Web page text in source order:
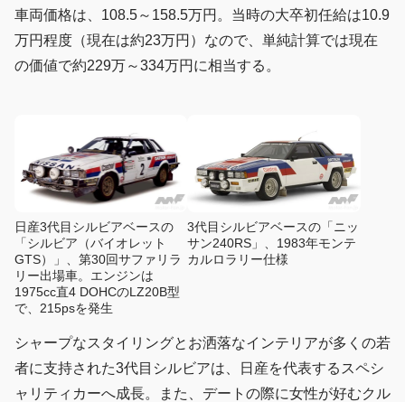
車両価格は、108.5～158.5万円。当時の大卒初任給は10.9
万円程度（現在は約23万円）なので、単純計算では現在
の価値で約229万～334万円に相当する。
日産3代目シルビアベースの
「シルビア（バイオレット
GTS）」、第30回サファリラ
リー出場車。エンジンは
1975cc直4 DOHCのLZ20B型
で、215psを発生
3代目シルビアベースの「ニッ
サン240RS」、1983年モンテ
カルロラリー仕様
シャープなスタイリングとお洒落なインテリアが多くの若
者に支持された3代目シルビアは、日産を代表するスペシ
ャリティカーへ成長。また、デートの際に女性が好むクル